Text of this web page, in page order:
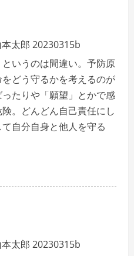
太郎 20230315b
というのは間違い。予防原
どう守るかを考えるのが
たりや「願望」とかで感
。どんどん自己責任にし
自分自身と他人を守る
太郎 20230315b